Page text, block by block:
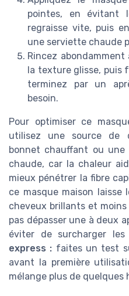
pointes, en évitant
regraisse vite, puis
une serviette chaude
Rincez abondamment
la texture glisse, puis
terminez par un
besoin.
Pour optimiser ce
utilisez une source de
bonnet chauffant ou une
chaude, car la chaleur
mieux pénétrer la fibre
ce masque maison laisse
cheveux brillants et
pas dépasser une à deux
éviter de surcharger les
express : faites un test
avant la première
mélange plus de